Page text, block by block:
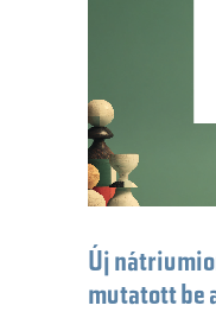
Új
mutatott be